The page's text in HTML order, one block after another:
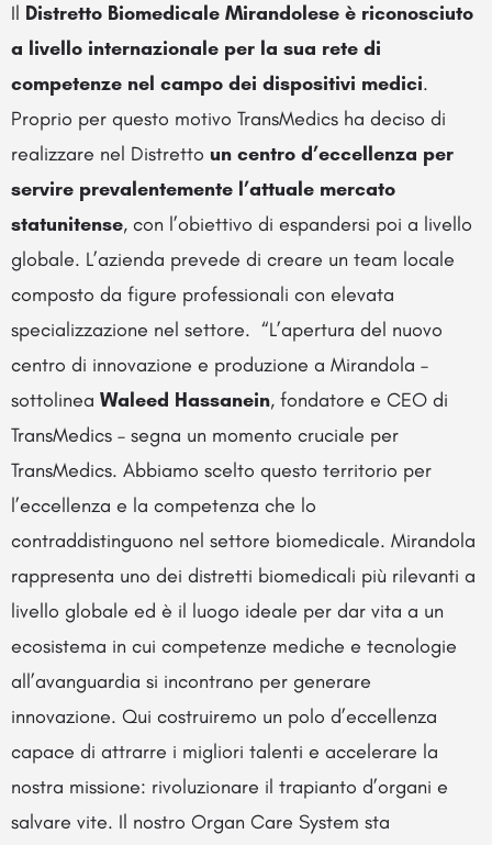
Il Distretto Biomedicale Mirandolese è riconosciuto
a livello internazionale per la sua rete di
competenze nel campo dei dispositivi medici.
Proprio per questo motivo TransMedics ha deciso di
realizzare nel Distretto un centro d’eccellenza per
servire prevalentemente l’attuale mercato
statunitense, con l’obiettivo di espandersi poi a livello
globale. L’azienda prevede di creare un team locale
composto da figure professionali con elevata
specializzazione nel settore. “L’apertura del nuovo
centro di innovazione e produzione a Mirandola –
sottolinea Waleed Hassanein, fondatore e CEO di
TransMedics – segna un momento cruciale per
TransMedics. Abbiamo scelto questo territorio per
l’eccellenza e la competenza che lo
contraddistinguono nel settore biomedicale. Mirandola
rappresenta uno dei distretti biomedicali più rilevanti a
livello globale ed è il luogo ideale per dar vita a un
ecosistema in cui competenze mediche e tecnologie
all’avanguardia si incontrano per generare
innovazione. Qui costruiremo un polo d’eccellenza
capace di attrarre i migliori talenti e accelerare la
nostra missione: rivoluzionare il trapianto d’organi e
salvare vite. Il nostro Organ Care System sta